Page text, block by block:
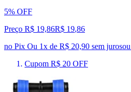
5% OFF
Preço R$ 19,86R$ 19,86
no Pix Ou 1x de R$ 20,90 sem jurosou
Cupom R$ 20 OFF